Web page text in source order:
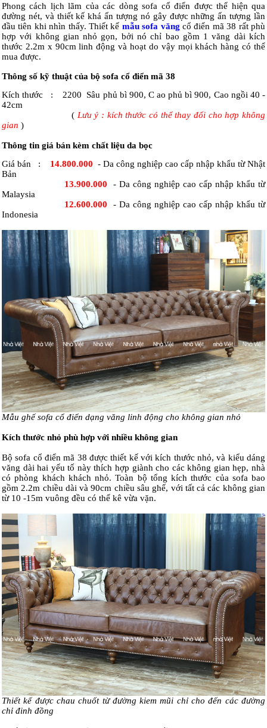
Phong cách lịch lãm của các dòng sofa cổ điển được thể hiện qua
đường nét, và thiết kế khá ấn tượng nó gây được những ấn tượng lần
đầu tiên khi nhìn thấy. Thiết kế mẫu sofa văng cổ điển mã 38 rất phù
hợp với không gian nhỏ gọn, bởi nó chỉ bao gồm 1 văng dài kích
thước 2.2m x 90cm linh động và hoạt do vậy mọi khách hàng có thể
mua được.
Thông số kỹ thuật của bộ sofa cổ điển mã 38
Kích thước
: 2200 Sâu phủ bì 900, C ao phủ bì 900, Cao ngồi 40 -
42cm
(Lưu ý : kích thước có thể thay đổi cho hợp không
gian )
Thông tin giá bán kèm chất liệu da bọc
Giá bán : 14.800.000 - Da công nghiệp cao cấp nhập khẩu từ Nhật
Bản
13.900.000 - Da công nghiệp cao cấp nhập khẩu từ
Malaysia
12.600.000 - Da công nghiệp cao cấp nhập khẩu từ
Indonesia
Mẫu ghế sofa cổ điển dạng văng linh động cho không gian nhỏ
Kích thước nhỏ phù hợp với nhiều không gian
Bộ sofa cổ điển mã 38 được thiết kế với kích thước nhỏ, và kiểu dáng
văng dài hai yếu tố này thích hợp giành cho các không gian hẹp, nhà
có phòng khách khách nhỏ. Toàn bộ tổng kích thước của sofa bao
gồm 2.2m chiều dài và 90cm chiều sâu ghế, với tất cả các không gian
từ 10 -15m vuông đều có thể kê vừa vặn.
Thiết kế được chau chuốt từ đường kiem mũi chỉ cho đến các đường
chỉ đinh đồng